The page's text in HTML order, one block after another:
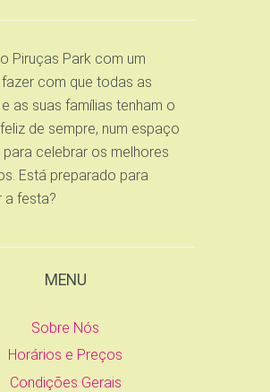
Piruças Park com um
com que todas as
as suas famílias tenham o
de sempre, num espaço
celebrar os melhores
Está preparado para
a festa?
MENU
Sobre Nós
Horários e Preços
Condições Gerais